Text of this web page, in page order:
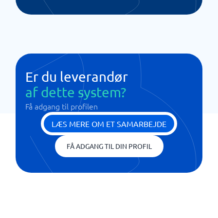
Er du leverandør
af dette system?
Få adgang til profilen
LÆS MERE OM ET SAMARBEJDE
FÅ ADGANG TIL DIN PROFIL